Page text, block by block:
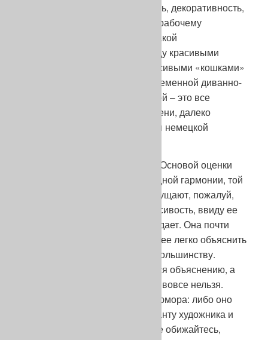
это уже не красота, а красивость, декоративность,
вкусовщина, только вредящая рабочему
назначению породы. И нет никакой
принципиальной разницы между красивыми
«гигантами» 20-х гг. и тоже красивыми «кошками»
40-х, «гиенами» 60–70-х и современной диванно-
выставочной «овальной» элитой – это все
отражения вкусов своего времени, далеко
отстоящие от истинной красоты немецкой
Думаю, стоит сказать и другое. Основой оценки
красоты служит чувство природной гармонии, той
гармонии, флюиды которой ощущают, пожалуй,
все, но видят ее немногие. Красивость, ввиду ее
доступности, так часто и побеждает. Она почти
обречена на победу, поскольку ее легко объяснить
и привить ее понятия другим, большинству.
Гармония же с трудом поддается объяснению, а
научить чувствовать, видеть ее вовсе нельзя.
Чувство гармонии как чувство юмора: либо оно
есть, либо нет. Оно сродни таланту художника и
встречается немногим чаще. Не обижайтесь,